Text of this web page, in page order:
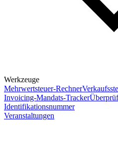
Werkzeuge
Mehrwertsteuer-Rechner
Invoicing-Mandats-Tracker
Identifikationsnummer
Veranstaltungen